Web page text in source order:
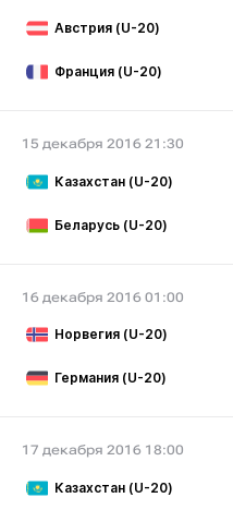
Австрия (U-20)
Франция (U-20)
15 декабря 2016 21:30
Казахстан (U-20)
Беларусь (U-20)
16 декабря 2016 01:00
Норвегия (U-20)
Германия (U-20)
17 декабря 2016 18:00
Казахстан (U-20)